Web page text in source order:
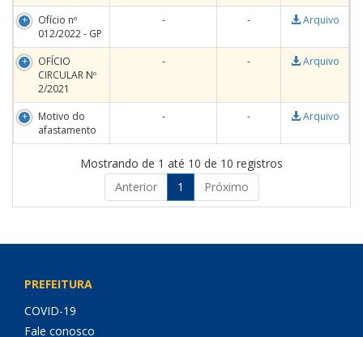
Ofício nº
012/2022 - GP
- - Arquivo
OFÍCIO
CIRCULAR Nº
2/2021
- - Arquivo
Motivo do
afastamento
- - Arquivo
Mostrando de 1 até 10 de 10 registros
Anterior
1 Próximo
PREFEITURA
COVID-19
Fale conosco